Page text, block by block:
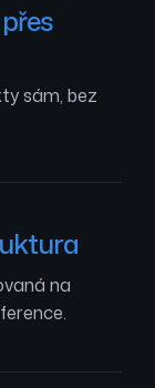
sám, bez
na